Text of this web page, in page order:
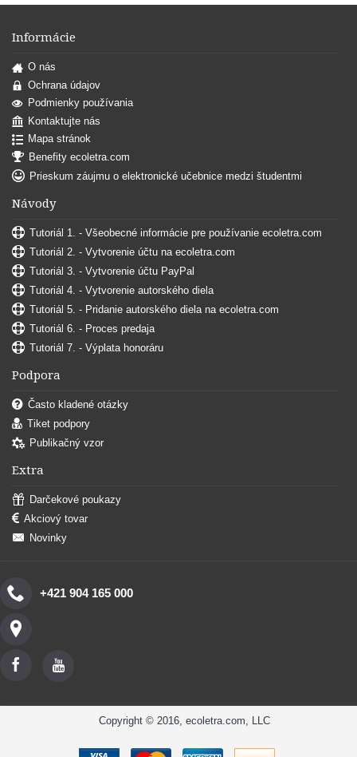
Informácie
O nás
Ochrana údajov
Podmienky používania
Kontaktujte nás
Mapa stránok
Benefity ecoletra.com
Prieskum záujmu o elektronické učebnice medzi študentmi
Návody
Tutoriál 1. - Všeobecné informácie pre používanie ecoletra.com
Tutoriál 2. - Vytvorenie účtu na ecoletra.com
Tutoriál 3. - Vytvorenie účtu PayPal
Tutoriál 4. - Vytvorenie autorského diela
Tutoriál 5. - Pridanie autorského diela na ecoletra.com
Tutoriál 6. - Proces predaja
Tutoriál 7. - Výplata honoráru
Podpora
Často kladené otázky
Tiket podpory
Publikačný vzor
Extra
Darčekové poukazy
Akciový tovar
Novinky
+421 904 165 000
Copyright © 2016, ecoletra.com, LLC